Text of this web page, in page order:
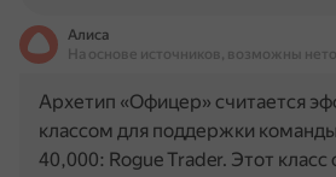
Алиса
На основе источников, возможны
Архетип «Офицер» считается
классом для поддержки
40,000: Rogue Trader. Этот